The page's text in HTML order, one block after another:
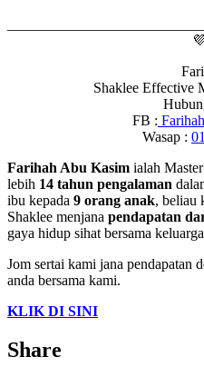
Shaklee Effective
FB :
Wasap :
Farihah Abu Kasim ialah
lebih 14 tahun pengalaman
ibu kepada 9 orang anak, beliau
Shaklee menjana pendapatan
gaya hidup sihat bersama
Jom sertai kami jana pendapatan
anda bersama kami.
KLIK DI SINI
Share